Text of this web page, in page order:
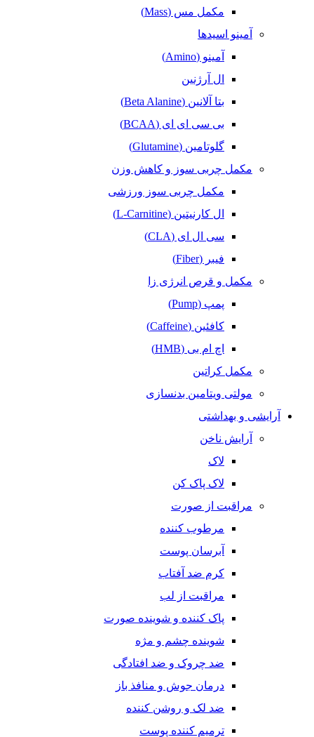
مکمل مس (Mass)
آمینو اسیدها
آمینو (Amino)
ال آرژنین
بتا آلانین (Beta Alanine)
بی سی ای ای (BCAA)
گلوتامین (Glutamine)
مکمل‌ چربی‌ سوز و کاهش وزن
مکمل چربی سوز ورزشی
ال کارنیتین (L-Carnitine)
سی ال ای (CLA)
فیبر (Fiber)
مکمل و قرص انرژی زا
پمپ (Pump)
کافئین (Caffeine)
اچ ام بی (HMB)
مکمل کراتین
مولتی ویتامین بدنسازی
آرایشی و بهداشتی
آرایش ناخن
لاک
لاک پاک کن
مراقبت از صورت
مرطوب کننده
آبرسان پوست
کرم ضد آفتاب
مراقبت از لب
پاک کننده و شوینده صورت
شوینده چشم و مژه
ضد چروک و ضد افتادگی
درمان جوش و منافذ باز
ضد لک و روشن کننده
ترمیم کننده پوست